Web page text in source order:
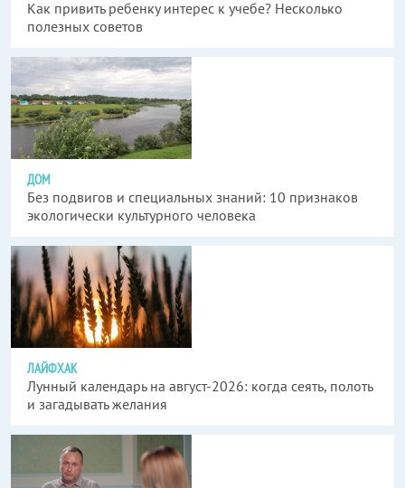
Как привить ребенку интерес к учебе? Несколько
полезных советов
ДОМ
Без подвигов и специальных знаний: 10 признаков
экологически культурного человека
ЛАЙФХАК
Лунный календарь на август-2026: когда сеять, полоть
и загадывать желания